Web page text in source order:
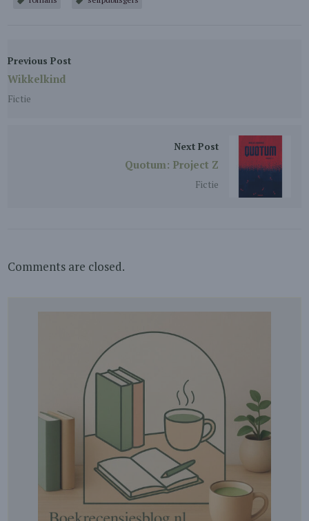
Previous Post
Wikkelkind
Fictie
Next Post
Quotum: Project Z
Fictie
Comments are closed.